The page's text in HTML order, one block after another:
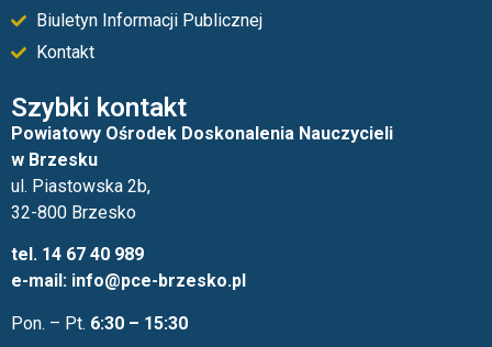
Biuletyn Informacji Publicznej
Kontakt
Szybki kontakt
Powiatowy Ośrodek Doskonalenia Nauczycieli
w Brzesku
ul. Piastowska 2b,
32-800 Brzesko
tel. 14 67 40 989
e-mail: info@pce-brzesko.pl
Pon. – Pt. 6:30 – 15:30